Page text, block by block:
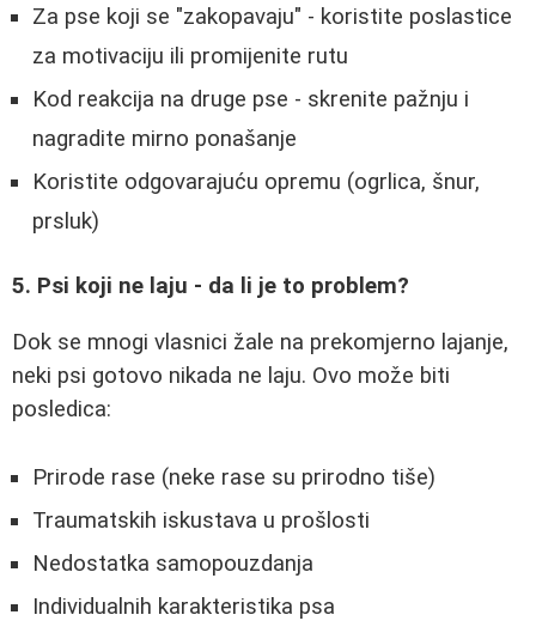
Za pse koji se "zakopavaju" - koristite poslastice
za motivaciju ili promijenite rutu
Kod reakcija na druge pse - skrenite pažnju i
nagradite mirno ponašanje
Koristite odgovarajuću opremu (ogrlica, šnur,
prsluk)
5. Psi koji ne laju - da li je to problem?
Dok se mnogi vlasnici žale na prekomjerno lajanje,
neki psi gotovo nikada ne laju. Ovo može biti
posledica:
Prirode rase (neke rase su prirodno tiše)
Traumatskih iskustava u prošlosti
Nedostatka samopouzdanja
Individualnih karakteristika psa